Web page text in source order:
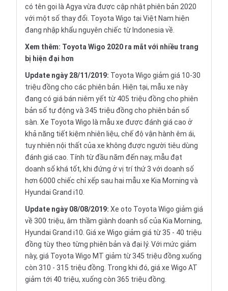
có tên gọi là Agya vừa được cập nhật phiên bản 2020
với một số thay đổi. Toyota Wigo tại Việt Nam hiện
đang nhập khẩu nguyên chiếc từ Indonesia về.
Xem thêm: Toyota Wigo 2020 ra mắt với nhiều trang
bị hiện đại hơn
Update ngày 28/11/2019: Toyota Wigo giảm giá 10-30
triệu đồng cho các phiên bản. Hiện tại, mẫu xe này
đang có giá bán niêm yết từ 405 triệu đồng cho phiên
bản số tự động và 345 triệu đồng cho phiên bản số
sàn. Xe Toyota Wigo là mẫu xe được đánh giá cao ở
khả năng tiết kiệm nhiên liệu, chế độ vận hành êm ái,
tuy nhiên nội thất của xe không được người tiêu dùng
đánh giá cao. Tính từ đầu năm đến nay, mẫu đạt
doanh số khá tốt, khi đứng ở vị trí thứ 3 với doanh số
hơn 6000 chiếc chỉ xếp sau hai mẫu xe Kia Morning và
Hyundai Grand i10.
Update ngày 08/08/2019: Xe oto Toyota Wigo giảm giá
về 300 triệu, âm thầm giành doanh số của Kia Morning,
Hyundai Grand i10. Giá xe Wigo giảm giá từ 35 - 40 triệu
đồng tùy theo từng phiên bản và đại lý. Với mức giảm
này, giá Toyota Wigo MT giảm từ 345 triệu đồng xuống
còn 310 - 315 triệu đồng. Trong khi đó, giá xe Wigo AT
giảm tới 40 triệu, xuống còn 365 triệu đồng.